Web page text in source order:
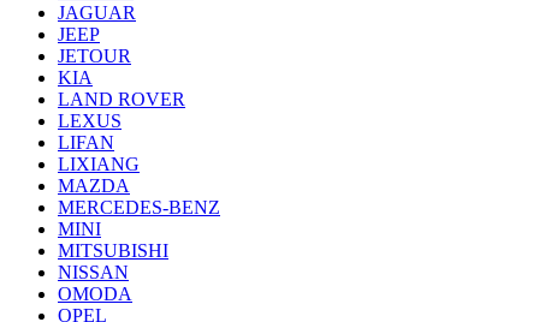
JAGUAR
JEEP
JETOUR
KIA
LAND ROVER
LEXUS
LIFAN
LIXIANG
MAZDA
MERCEDES-BENZ
MINI
MITSUBISHI
NISSAN
OMODA
OPEL